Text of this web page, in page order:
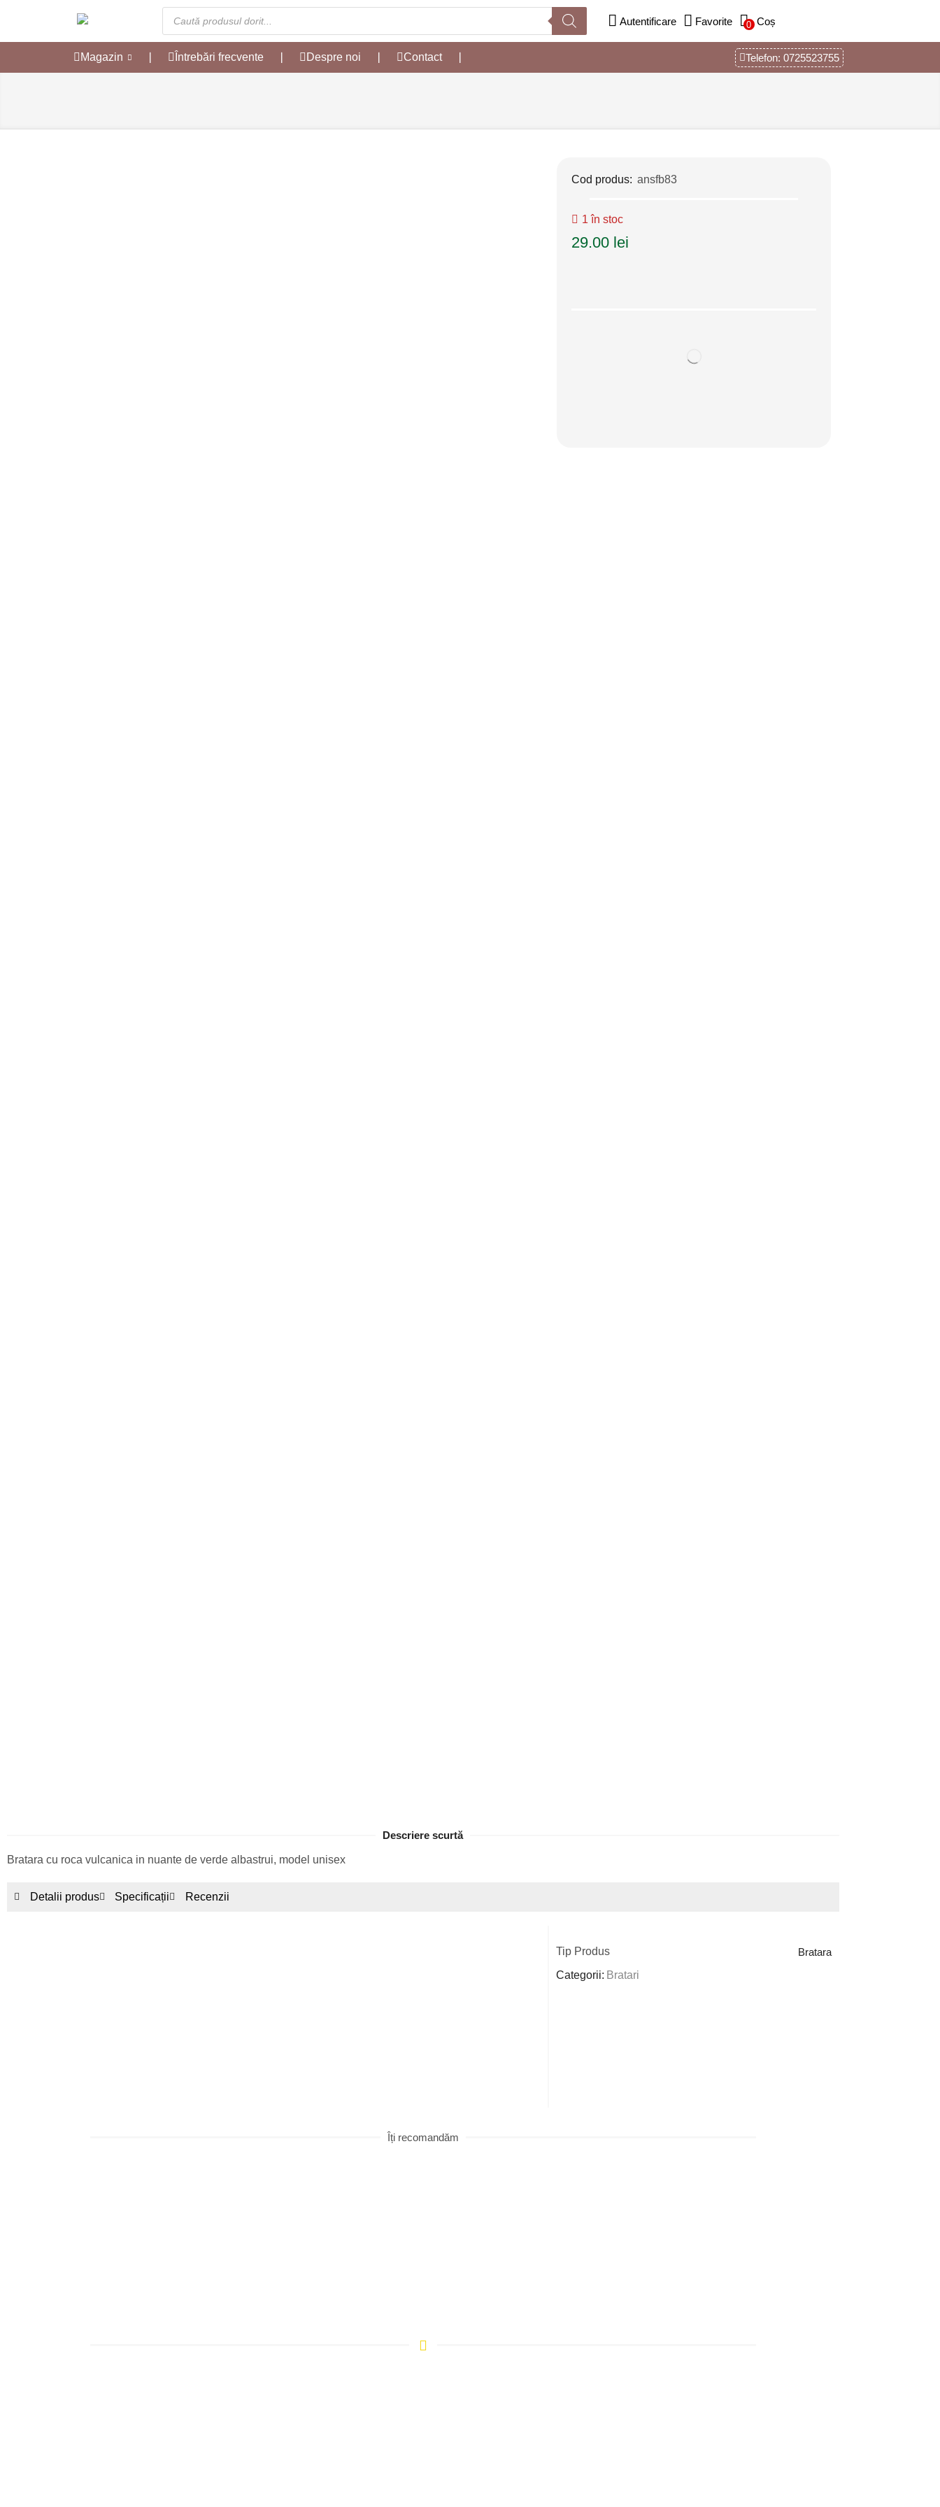
Autentificare Favorite 0 Coș
Magazin Întrebări frecvente Despre noi Contact Telefon: 0725523755
Cod produs: ansfb83
1 în stoc
29.00 lei
Descriere scurtă
Bratara cu roca vulcanica in nuante de verde albastrui, model unisex
Detalii produs Specificații Recenzii
Tip Produs
Bratara
Categorii: Bratari
Îți recomandăm